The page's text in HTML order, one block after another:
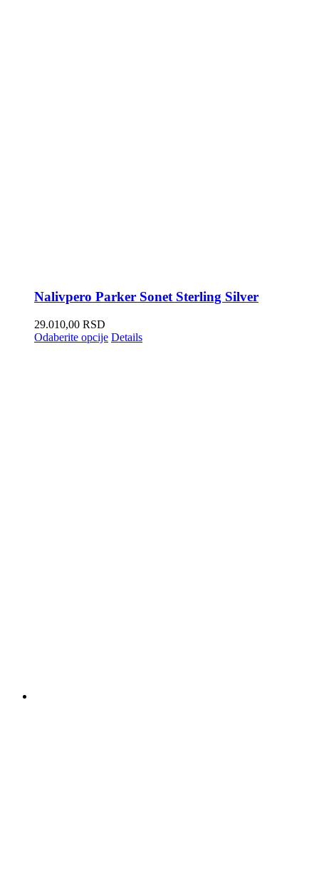
Nalivpero Parker Sonet Sterling Silver
29.010,00 RSD
Odaberite opcije Details